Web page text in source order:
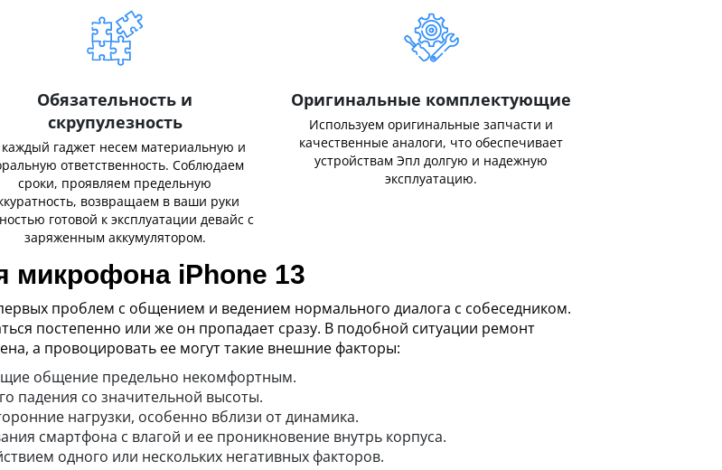
Обязательность и
скрупулезность
гаджет несем материальную и
ответственность. Соблюдаем
сроки, проявляем предельную
возвращаем в ваши руки
готовой к эксплуатации девайс с
заряженным аккумулятором.
Оригинальные комплектующие
Используем оригинальные запчасти и
качественные аналоги, что обеспечивает
устройствам Эпл долгую и надежную
эксплуатацию.
микрофона iPhone 13
проблем с общением и ведением нормального диалога с собеседником.
постепенно или же он пропадает сразу. В подобной ситуации ремонт
а провоцировать ее могут такие внешние факторы:
общение предельно некомфортным.
падения со значительной высоты.
нагрузки, особенно вблизи от динамика.
смартфона с влагой и ее проникновение внутрь корпуса.
одного или нескольких негативных факторов.